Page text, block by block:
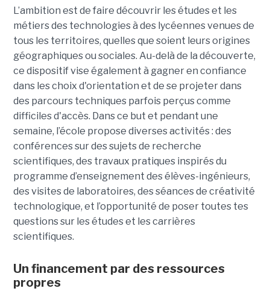
L’ambition est de faire découvrir les études et les
métiers des technologies à des lycéennes venues de
tous les territoires, quelles que soient leurs origines
géographiques ou sociales. Au-delà de la découverte,
ce dispositif vise également à gagner en confiance
dans les choix d'orientation et de se projeter dans
des parcours techniques parfois perçus comme
difficiles d'accès. Dans ce but et pendant une
semaine, l’école propose diverses activités : des
conférences sur des sujets de recherche
scientifiques, des travaux pratiques inspirés du
programme d’enseignement des élèves-ingénieurs,
des visites de laboratoires, des séances de créativité
technologique, et l’opportunité de poser toutes tes
questions sur les études et les carrières
scientifiques.
Un financement par des ressources
propres